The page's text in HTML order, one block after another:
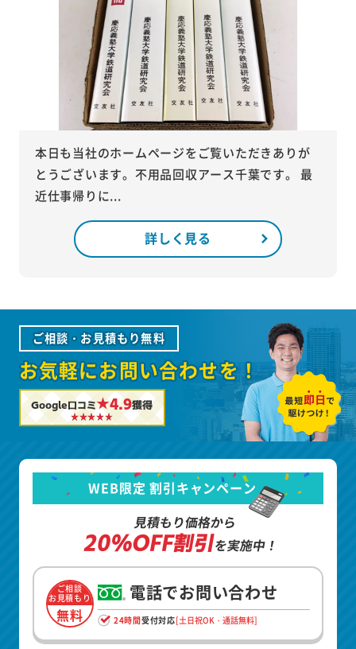
本日も当社のホームページをご覧いただきありが
とうございます。不用品回収アース千葉です。 最
近仕事帰りに...
詳しく見る
ご相談・お見積もり無料
お気軽にお問い合わせを！
Google口コミ★4.9獲得
WEB限定 割引キャンペーン
見積もり価格から
20%OFF割引を実施中！
ご相談
お見積もり
無料
電話でお問い合わせ
24時間受付対応[土日祝OK・通話無料]